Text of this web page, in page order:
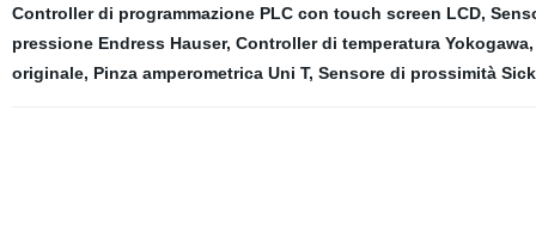
Controller di programmazione PLC con touch screen LCD,
pressione Endress Hauser, Controller di temperatura Yokogawa
originale, Pinza amperometrica Uni T, Sensore di prossimità Sick